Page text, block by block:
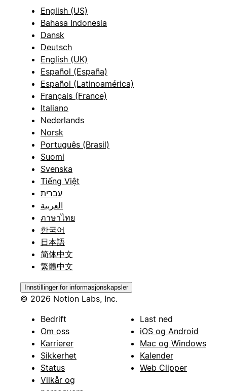
English (US)
Bahasa Indonesia
Dansk
Deutsch
English (UK)
Español (España)
Español (Latinoamérica)
Français (France)
Italiano
Nederlands
Norsk
Português (Brasil)
Suomi
Svenska
Tiếng Việt
עברית
العربية
ภาษาไทย
한국어
日本語
简体中文
繁體中文
Innstillinger for informasjonskapsler
© 2026 Notion Labs, Inc.
Bedrift
Om oss
Karrierer
Sikkerhet
Status
Vilkår og
Last ned
iOS og Android
Mac og Windows
Kalender
Web Clipper